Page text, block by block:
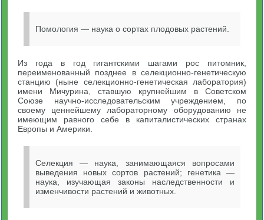
Помология — наука о сортах плодовых растений.
Из года в год гигантскими шагами рос питомник,
переименованный позднее в селекционно-генетическую
станцию (ныне селекционно-генетическая лаборатория)
имени Мичурина, ставшую крупнейшим в Советском
Союзе научно-исследовательским учреждением, по
своему ценнейшему лабораторному оборудованию не
имеющим равного себе в капиталистических странах
Европы и Америки.
Селекция — наука, занимающаяся вопросами
выведения новых сортов растений; генетика —
наука, изучающая законы наследственности и
изменчивости растений и животных.